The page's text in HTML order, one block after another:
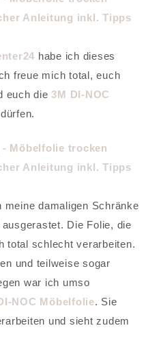
habe ich dieses
freue mich total, euch
euch die3M DI-NOC
damaligen Schränke
Die Folie, die
total schlecht verarbeiten.
und teilweise sogar
war ich umso
NOC Möbelfolie. Sie
und sieht zudem